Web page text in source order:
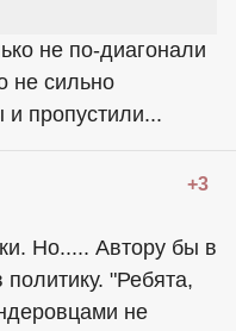
не по-диагонали
не сильно
и пропустили...
+3
Но..... Автору бы в
"Ребята,
не